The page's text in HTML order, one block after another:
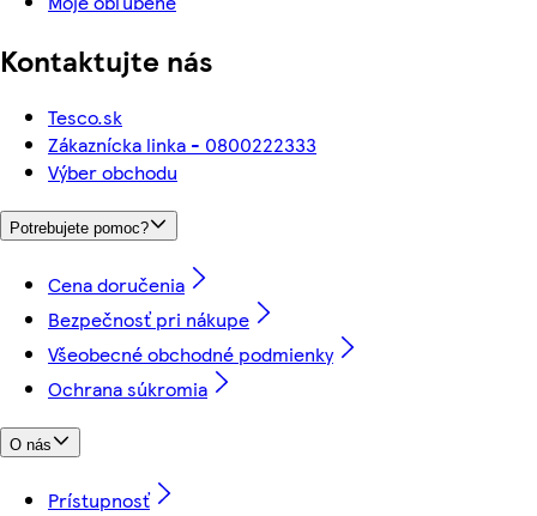
Kontaktujte nás
Tesco.sk
Zákaznícka linka - 0800222333
Výber obchodu
Potrebujete pomoc?
Cena doručenia
Bezpečnosť pri nákupe
Všeobecné obchodné podmienky
Ochrana súkromia
O nás
Prístupnosť